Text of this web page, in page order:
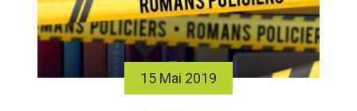
15 Mai 2019